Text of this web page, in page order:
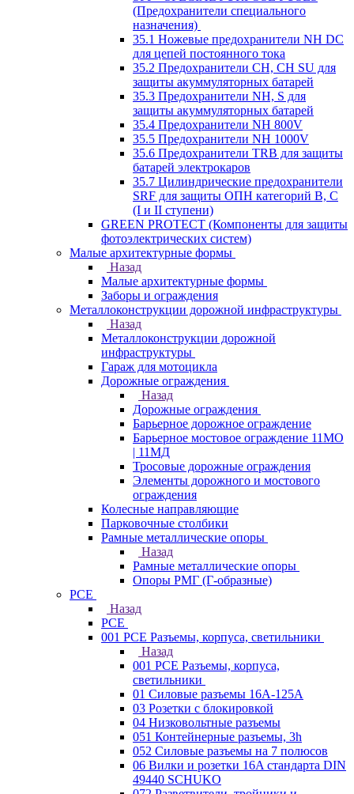
(Предохранители специального
назначения)
35.1 Ножевые предохранители NH DC
для цепей постоянного тока
35.2 Предохранители CH, CH SU для
защиты акуммуляторных батарей
35.3 Предохранители NH, S для
защиты акуммуляторных батарей
35.4 Предохранители NH 800V
35.5 Предохранители NH 1000V
35.6 Предохранители TRB для защиты
батарей электрокаров
35.7 Цилиндрические предохранители
SRF для защиты ОПН категорий B, C
(I и II ступени)
GREEN PROTECT (Компоненты для защиты
фотоэлектрических систем)
Малые архитектурные формы
Назад
Малые архитектурные формы
Заборы и ограждения
Металлоконструкции дорожной инфраструктуры
Назад
Металлоконструкции дорожной
инфраструктуры
Гараж для мотоцикла
Дорожные ограждения
Назад
Дорожные ограждения
Барьерное дорожное ограждение
Барьерное мостовое ограждение 11МО
| 11МД
Тросовые дорожные ограждения
Элементы дорожного и мостового
ограждения
Колесные направляющие
Парковочные столбики
Рамные металлические опоры
Назад
Рамные металлические опоры
Опоры РМГ (Г-образные)
PCE
Назад
PCE
001 PCE Разъемы, корпуса, светильники
Назад
001 PCE Разъемы, корпуса,
светильники
01 Силовые разъемы 16А-125А
03 Розетки с блокировкой
04 Низковольтные разъемы
051 Контейнерные разъемы, 3h
052 Силовые разъемы на 7 полюсов
06 Вилки и розетки 16A стандарта DIN
49440 SCHUKO